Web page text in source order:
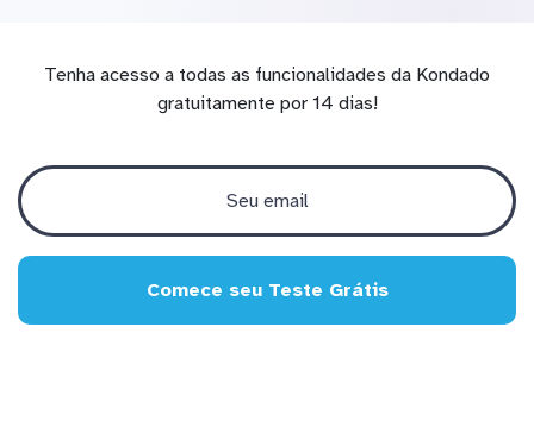
Tenha acesso a todas as funcionalidades da Kondado
gratuitamente por 14 dias!
Comece seu Teste Grátis